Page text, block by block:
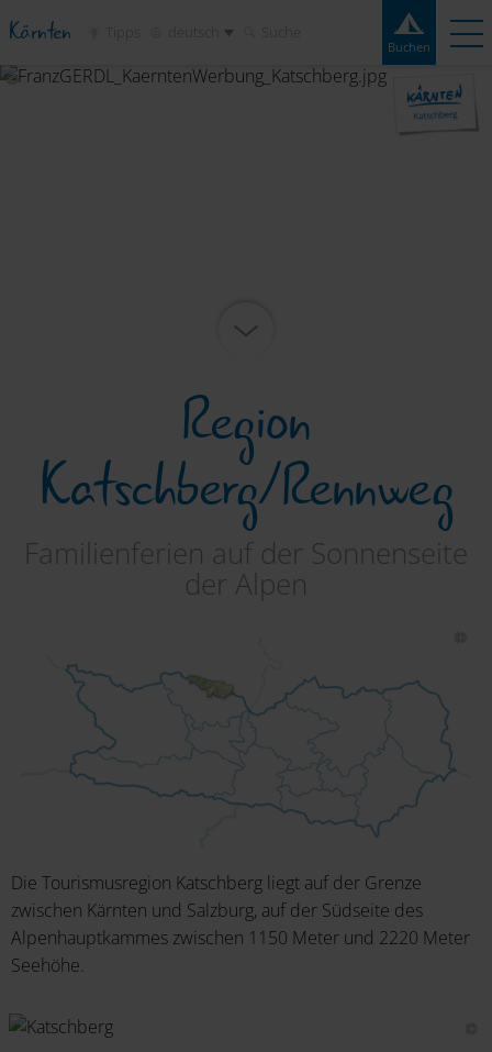
Kärnten Buchen
Region
Katschberg/Rennweg
Familienferien auf der Sonnenseite
der Alpen
Die Tourismusregion Katschberg liegt auf der Grenze
zwischen Kärnten und Salzburg, auf der Südseite des
Alpenhauptkammes zwischen 1150 Meter und 2220 Meter
Seehöhe.